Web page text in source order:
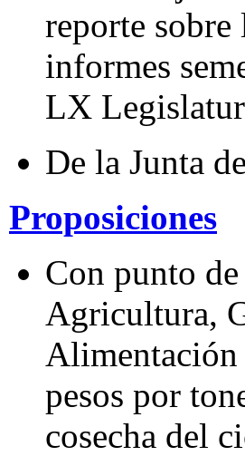
reporte sobre
informes
LX
De la Junta
Proposiciones
Con punto
Agricultura,
pesos por
cosecha del